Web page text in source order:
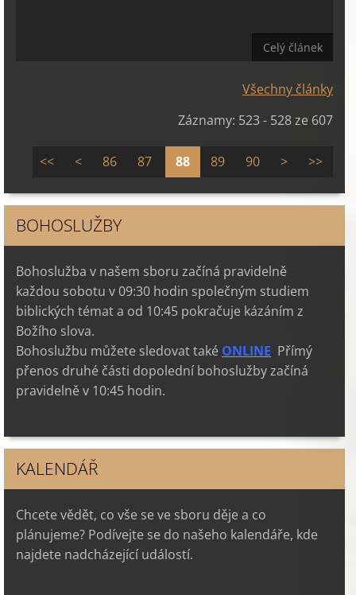
Celý článek
Všechny články
Záznamy: 523 - 528 ze 607
<< < 86 87 88 89 90 > >>
BOHOSLUŽBY
Bohoslužba v našem sboru začíná pravidelně
každou sobotu v 09:30 hodin společným studiem
biblických témat a od 10:45 pokračuje kázáním z
Božího slova.
Bohoslužbu můžete sledovat také ONLINE. Přímý
přenos druhé části dopolední bohoslužby začíná
pravidelně v 10:45 hodin.
KALENDÁŘ
Chcete vědět, co vše se ve sboru děje a co
plánujeme? Podívejte se do našeho kalendáře, kde
najdete nadcházející událostí.